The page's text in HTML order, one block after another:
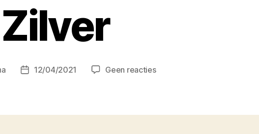
Zilver
Berichtdatum
12/04/2021 Geen reactiesop